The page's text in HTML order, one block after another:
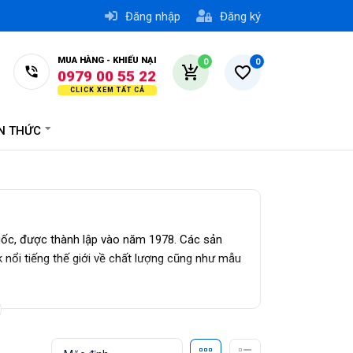
Đăng nhập Đăng ký
0
0
MUA HÀNG - KHIẾU NẠI
0776 74 55 22
0979 00 55 22
0779 74 55 22
THỨC
được thành lập vào năm 1978. Các sản
tiếng thế giới về chất lượng cũng như mẫu